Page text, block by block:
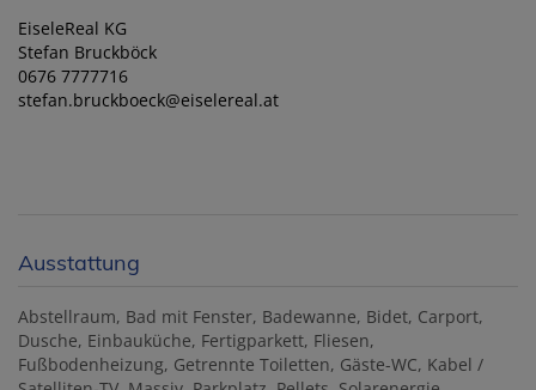
EiseleReal KG
Stefan Bruckböck
0676 7777716
stefan.bruckboeck@eiselereal.at
Ausstattung
Abstellraum Bad mit Fenster Badewanne Bidet Carport
Dusche Einbauküche Fertigparkett Fliesen
Fußbodenheizung Getrennte Toiletten Gäste-WC Kabel /